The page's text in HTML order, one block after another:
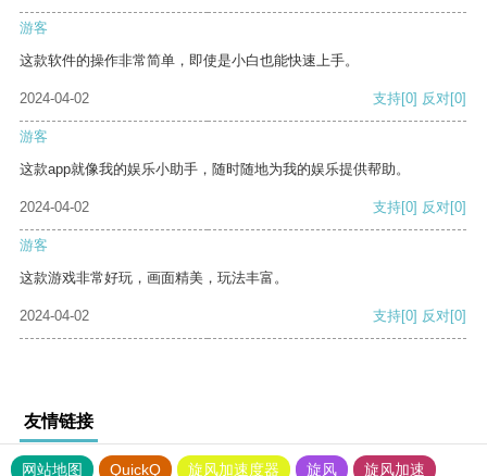
游客
这款软件的操作非常简单，即使是小白也能快速上手。
2024-04-02 支持[0] 反对[0]
游客
这款app就像我的娱乐小助手，随时随地为我的娱乐提供帮助。
2024-04-02 支持[0] 反对[0]
游客
这款游戏非常好玩，画面精美，玩法丰富。
2024-04-02 支持[0] 反对[0]
友情链接
网站地图 QuickQ 旋风加速度器 旋风 旋风加速